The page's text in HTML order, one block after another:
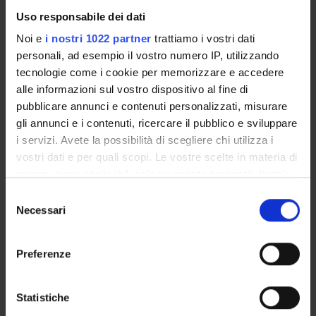
Uso responsabile dei dati
Noi e i nostri 1022 partner trattiamo i vostri dati
personali, ad esempio il vostro numero IP, utilizzando
tecnologie come i cookie per memorizzare e accedere
alle informazioni sul vostro dispositivo al fine di
pubblicare annunci e contenuti personalizzati, misurare
gli annunci e i contenuti, ricercare il pubblico e sviluppare
i servizi. Avete la possibilità di scegliere chi utilizza i
vostri dati e per quali scopi. Le vostre scelte in materia di
modificare o revocare il proprio consenso in qualsiasi
momento dalla Dichiarazione sui cookie o facendo clic
raccogliere informazioni sulla tua posizione
geografica, con un'approssimazione di qualche
delNecessari
Preferenze
Statistiche
UFFICI E STRUTTURE DI SERVIZIO
SERVIZI DI SEGRETERIA STUDENTI
STRUTTURE DEL DIPARTIMENTO
BIBLIOTECHE
Contatti
Luoghi